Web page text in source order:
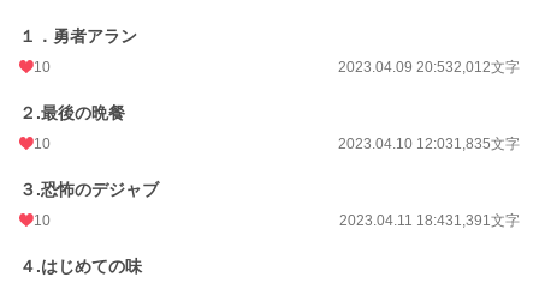
年間ポイント 2,681 pt (60,142 位)
１．勇者アラン
10 2023.04.09 20:532,012文字
２.最後の晩餐
10 2023.04.10 12:031,835文字
３.恐怖のデジャブ
10 2023.04.11 18:431,391文字
４.はじめての味